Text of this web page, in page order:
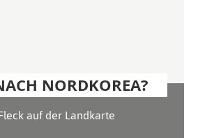
NORDKOREA?
auf der Landkarte